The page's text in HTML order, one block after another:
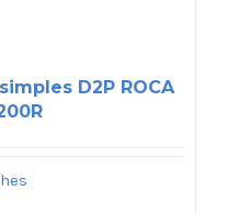
D2P ROCA